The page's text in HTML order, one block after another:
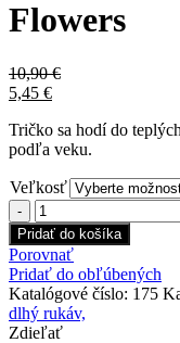
Flowers
10,90€
5,45 €
Tričko sa hodí do
podľa veku.
Veľkosť
množstvo
Dievčenské
tričko
basic
Flowers
Pridať do košíka
Porovnať
Pridať do obľúbených
Katalógové číslo: 175
dlhý rukáv,
Zdieľať